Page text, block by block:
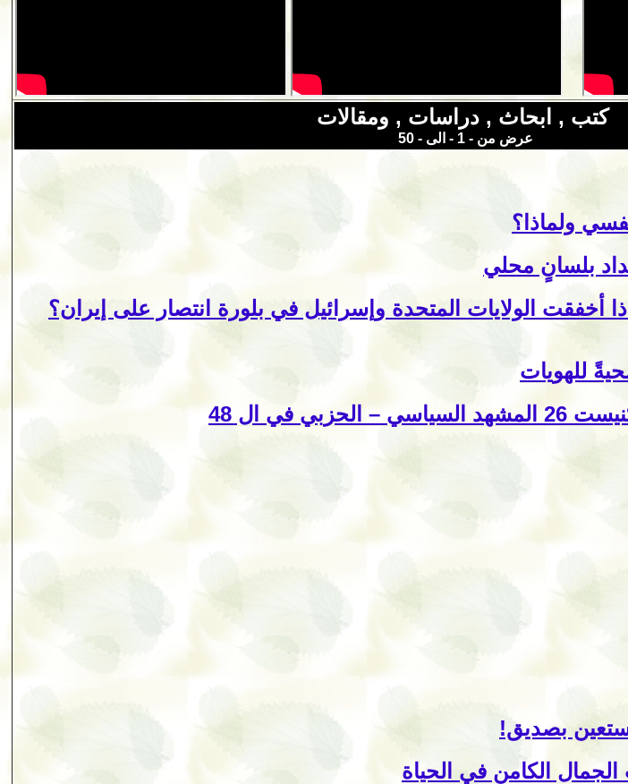
كتب , ابحاث , دراسات , ومقالات
عرض من - 1 - الى - 50
ولماذا؟
بلسانٍ محلي
الولايات المتحدة وإسرائيل في بلورة انتصار على إيران؟
للهويات
في ال 48
بصديق!
الكامن في الحياة